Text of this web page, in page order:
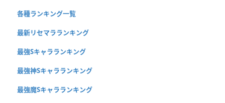
各種ランキング一覧
最新リセマラランキング
最強Sキャラランキング
最強神Sキャラランキング
最強魔Sキャラランキング